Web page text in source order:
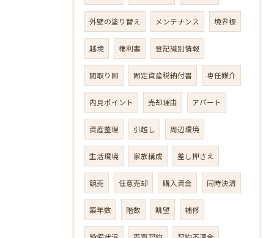
外壁の塗り替え メンテナンス 境界標
越境 権利書 登記識別情報
間取り図 固定資産税納付書 専任媒介
内見ポイント 売却理由 アパート
資産整理 引越し 周辺環境
生活環境 家族構成 差し押さえ
競売 任意売却 購入資金 同時決済
築年数 階数 眺望 補修